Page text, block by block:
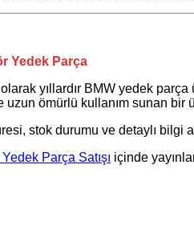
Yedek Parça
olarak yıllardır BMW yedek parça
uzun ömürlü kullanım sunan bir
stok durumu ve detaylı
Parça Satışı içinde